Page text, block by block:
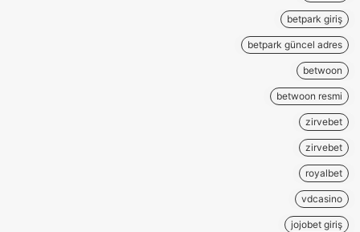
betpark giriş
betpark güncel adres
betwoon
betwoon resmi
zirvebet
zirvebet
royalbet
vdcasino
jojobet giriş